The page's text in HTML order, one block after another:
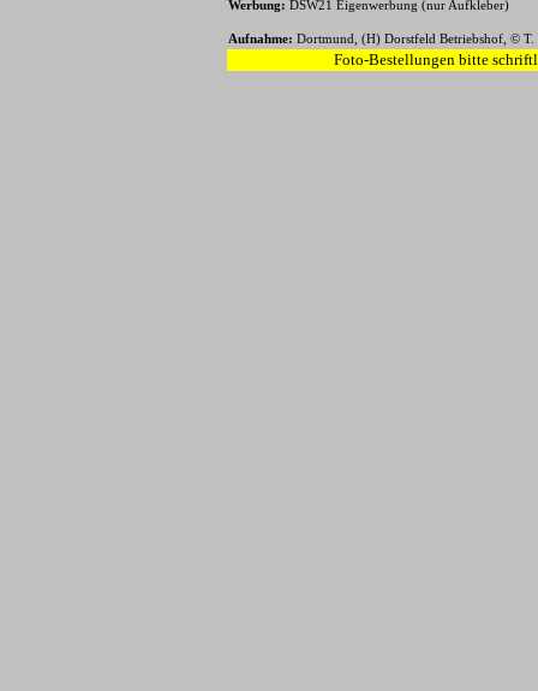
Werbung: DSW21 Eigenwerbung (nur Aufkleber)
Aufnahme: Dortmund, (H) Dorstfeld Betriebshof, © T.
Foto-Bestellungen bitte